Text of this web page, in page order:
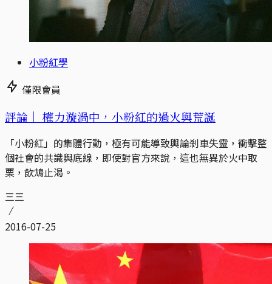
小粉紅學
僅限會員
評論｜ 權力漩渦中，小粉紅的過火與荒誕
「小粉紅」的集體行動，極有可能導致輿論剎車失靈，衝擊整
個社會的共識與底線，即使對官方來說，這也無異於火中取
栗，飲鴆止渴。
三三
2016-07-25